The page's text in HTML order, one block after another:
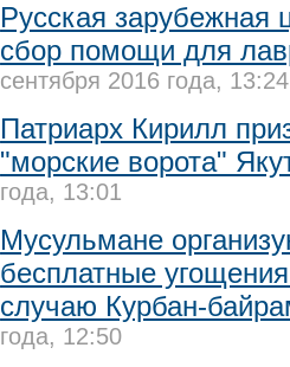
Русская зарубежная
сбор помощи для
сентября 2016 года, 13:24
Патриарх Кирилл
"морские ворота"
года, 13:01
Мусульмане
бесплатные
случаю Курбан-
года, 12:50